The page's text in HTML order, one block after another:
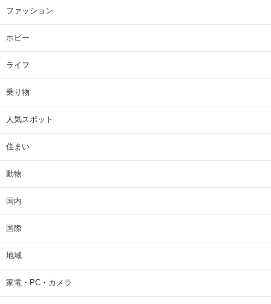
ファッション
ホビー
ライフ
乗り物
人気スポット
住まい
動物
国内
国際
地域
家電・PC・カメラ